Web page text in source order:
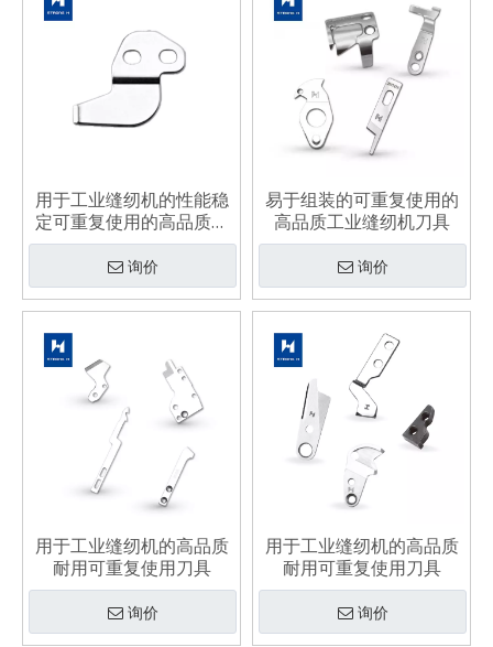
用于工业缝纫机的性能稳
定可重复使用的高品质刀
具
询价
易于组装的可重复使用的
高品质工业缝纫机刀具
询价
用于工业缝纫机的高品质
耐用可重复使用刀具
询价
用于工业缝纫机的高品质
耐用可重复使用刀具
询价